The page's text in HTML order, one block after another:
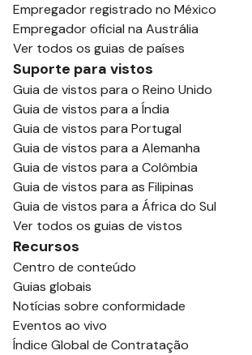
Empregador registrado no México
Empregador oficial na Austrália
Ver todos os guias de países
Suporte para vistos
Guia de vistos para o Reino Unido
Guia de vistos para a Índia
Guia de vistos para Portugal
Guia de vistos para a Alemanha
Guia de vistos para a Colômbia
Guia de vistos para as Filipinas
Guia de vistos para a África do Sul
Ver todos os guias de vistos
Recursos
Centro de conteúdo
Guias globais
Notícias sobre conformidade
Eventos ao vivo
Índice Global de Contratação